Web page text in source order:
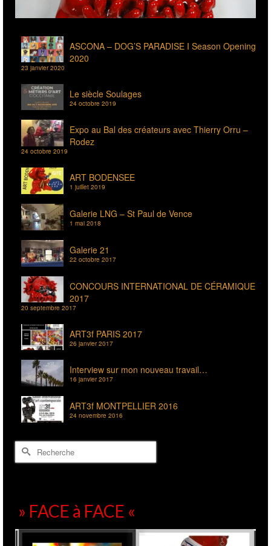
ASCONA – DOG’S PARADISE I Season Opening
2020
23 janvier 2020
Le siècle Soulages
24 octobre 2019
Expo au Bal des créateurs avec Thierry Orru –
Rodez
24 octobre 2019
ART BODENSEE
1 juillet 2019
Galerie LNG – St Paul de Vence
1 mai 2018
Galerie 21
22 octobre 2017
CONCOURS INTERNATIONAL DE CÉRAMIQUE
2017
20 septembre 2017
ART3f PARIS 2017
26 janvier 2017
Interview sur mon nouveau travail…
16 janvier 2017
ART3f MONTPELLIER 2016
24 novembre 2016
Rechercher :
» FACE à FACE «